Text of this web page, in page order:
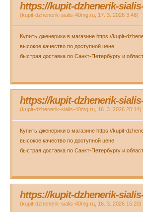
https://kupit-dzhenerik-
(kupit-dzhenerik-sialis-40mg.ru 17. 3. 2026 3:48)
Купить дженерики в магазине https://kupit-
высокое качество по доступной цене
быстрая доставка по Санкт-Петербургу и
https://kupit-dzhenerik-
(kupit-dzhenerik-sialis-40mg.ru 16. 3. 2026 20:14)
Купить дженерики в магазине https://kupit-
высокое качество по доступной цене
быстрая доставка по Санкт-Петербургу и
https://kupit-dzhenerik-
(kupit-dzhenerik-sialis-40mg.ru 16. 3. 2026 15:20)